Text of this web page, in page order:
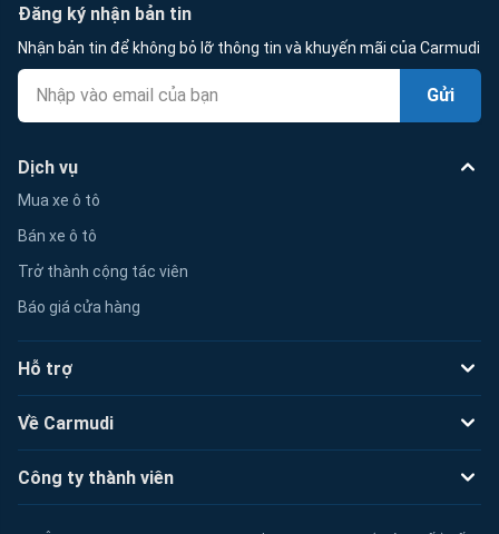
Đăng ký nhận bản tin
Nhận bản tin để không bỏ lỡ thông tin và khuyến mãi của Carmudi
Gửi
Dịch vụ
Mua xe ô tô
Bán xe ô tô
Trở thành cộng tác viên
Báo giá cửa hàng
Hỗ trợ
Về Carmudi
Công ty thành viên